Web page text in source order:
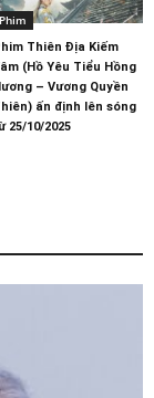
Phim
Thiên Địa Kiếm
(Hồ Yêu Tiểu Hồng
– Vương Quyền
ấn định lên sóng
25/10/2025